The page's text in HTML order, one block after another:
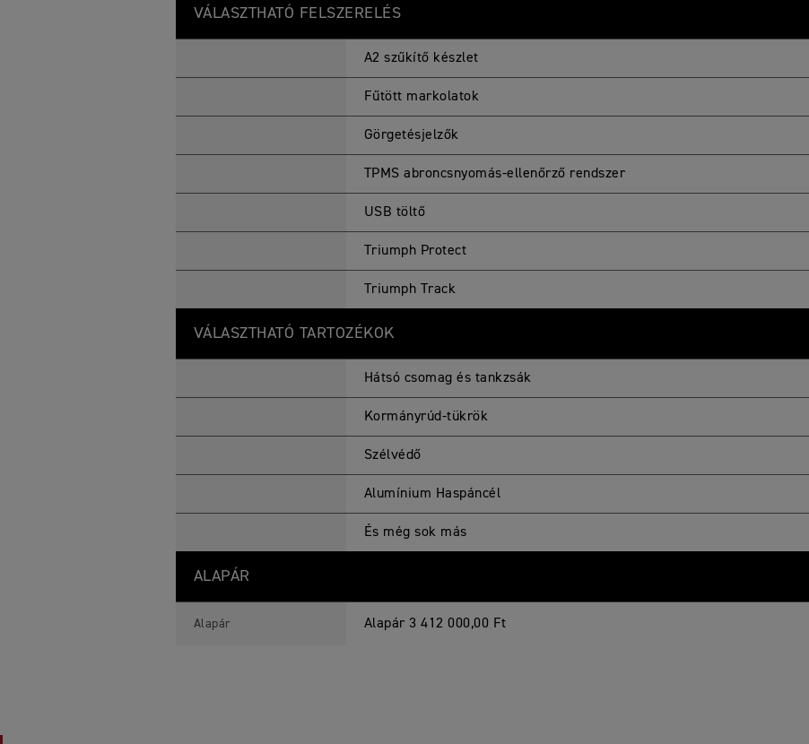
VÁLASZTHATÓ FELSZERELÉS
A2 szűkítő készlet
Fűtött markolatok
Görgetésjelzők
TPMS abroncsnyomás-ellenőrző rendszer
USB töltő
Triumph Protect
Triumph Track
VÁLASZTHATÓ TARTOZÉKOK
Hátsó csomag és tankzsák
Kormányrúd-tükrök
Szélvédő
Alumínium Haspáncél
És még sok más
ALAPÁR
Alapár Alapár 3 412 000,00 Ft